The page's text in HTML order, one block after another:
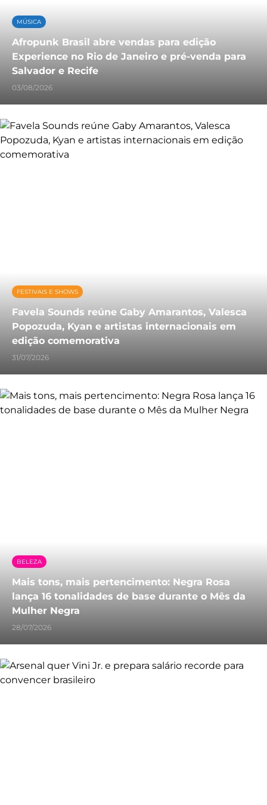
MÚSICA
Afropunk Brasil abre vendas para edição
Experience no Rio de Janeiro e pré-venda para
Salvador e Recife
03/08/2026
FESTIVAIS E SHOWS
Favela Sounds reúne Gaby Amarantos, Valesca
Popozuda, Kyan e artistas internacionais em
edição comemorativa
31/07/2026
BELEZA
Mais tons, mais pertencimento: Negra Rosa
lança 16 tonalidades de base durante o Mês da
Mulher Negra
28/07/2026